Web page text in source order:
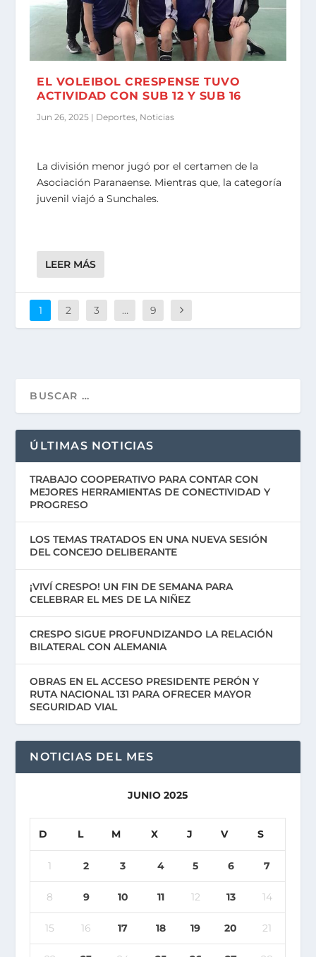
EL VOLEIBOL CRESPENSE TUVO
ACTIVIDAD CON SUB 12 Y SUB 16
Jun 26, 2025 | Deportes, Noticias
La división menor jugó por el certamen de la
Asociación Paranaense. Mientras que, la categoría
juvenil viajó a Sunchales.
LEER MÁS
1 2 3 … 9
ÚLTIMAS NOTICIAS
TRABAJO COOPERATIVO PARA CONTAR CON
MEJORES HERRAMIENTAS DE CONECTIVIDAD Y
PROGRESO
LOS TEMAS TRATADOS EN UNA NUEVA SESIÓN
DEL CONCEJO DELIBERANTE
¡VIVÍ CRESPO! UN FIN DE SEMANA PARA
CELEBRAR EL MES DE LA NIÑEZ
CRESPO SIGUE PROFUNDIZANDO LA RELACIÓN
BILATERAL CON ALEMANIA
OBRAS EN EL ACCESO PRESIDENTE PERÓN Y
RUTA NACIONAL 131 PARA OFRECER MAYOR
SEGURIDAD VIAL
NOTICIAS DEL MES
JUNIO 2025
D L M X J V S
1 2 3 4 5 6 7
8 9 10 11 12 13 14
15 16 17 18 19 20 21